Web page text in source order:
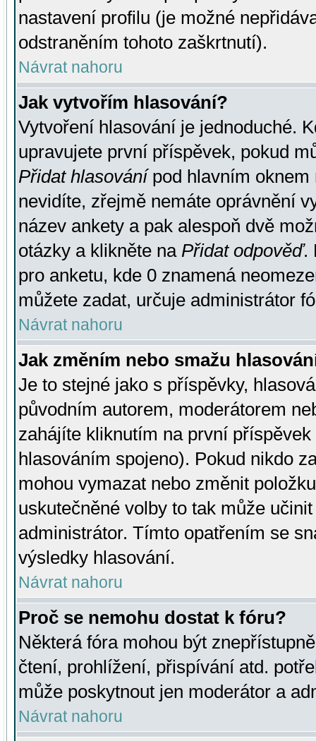
nastavení profilu (je možné
odstraněním tohoto zaškrtnutí).
Návrat nahoru
Jak vytvořím hlasování?
Vytvoření hlasování je jednoduché.
upravujete první příspěvek, pokud
Přidat hlasovánípod hlavním oknem
nevidíte, zřejmě nemáte oprávnění
název ankety a pak alespoň dvě
otázky a klikněte na Přidat odpověď.
pro anketu, kde 0 znamená
můžete zadat, určuje administrátor
Návrat nahoru
Jak změním nebo smažu
Je to stejné jako s příspěvky,
původním autorem, moderátorem
zahájíte kliknutím na první
hlasováním spojeno). Pokud nikdo
mohou vymazat nebo změnit
uskutečněné volby to tak může
administrátor. Tímto opatřením se
výsledky hlasování.
Návrat nahoru
Proč se nemohu dostat k fóru?
Některá fóra mohou být
čtení, prohlížení, přispívání atd.
může poskytnout jen moderátor a
Návrat nahoru